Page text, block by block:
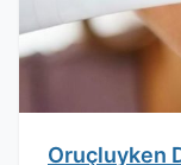
Oruçluyken